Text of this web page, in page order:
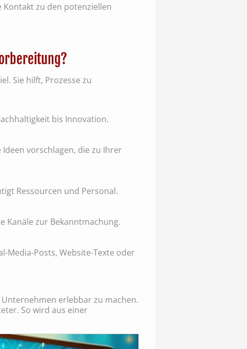
Kontakt zu den potenziellen
Sie hilft, Prozesse zu
bis Innovation.
vorschlagen, die zu Ihrer
Ressourcen und Personal.
Kanäle zur Bekanntmachung.
Media-Posts, Website-Texte oder
erlebbar zu machen.
So wird aus einer